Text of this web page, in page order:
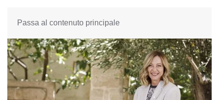
Passa al contenuto principale